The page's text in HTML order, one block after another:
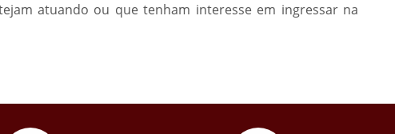
atuando ou que tenham interesse em ingressar na